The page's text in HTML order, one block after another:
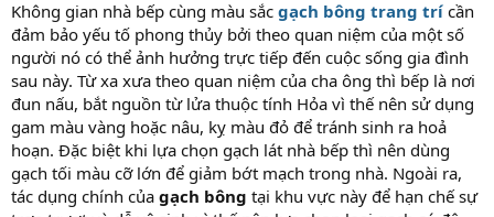
Không gian nhà bếp cùng màu sắc gạch bông trang trí cần
đảm bảo yếu tố phong thủy bởi theo quan niệm của một số
người nó có thể ảnh hưởng trực tiếp đến cuộc sống gia đình
sau này. Từ xa xưa theo quan niệm của cha ông thì bếp là nơi
đun nấu, bắt nguồn từ lửa thuộc tính Hỏa vì thế nên sử dụng
gam màu vàng hoặc nâu, kỵ màu đỏ để tránh sinh ra hoả
hoạn. Đặc biệt khi lựa chọn gạch lát nhà bếp thì nên dùng
gạch tối màu cỡ lớn để giảm bớt mạch trong nhà. Ngoài ra,
tác dụng chính của gạch bông tại khu vực này để hạn chế sự